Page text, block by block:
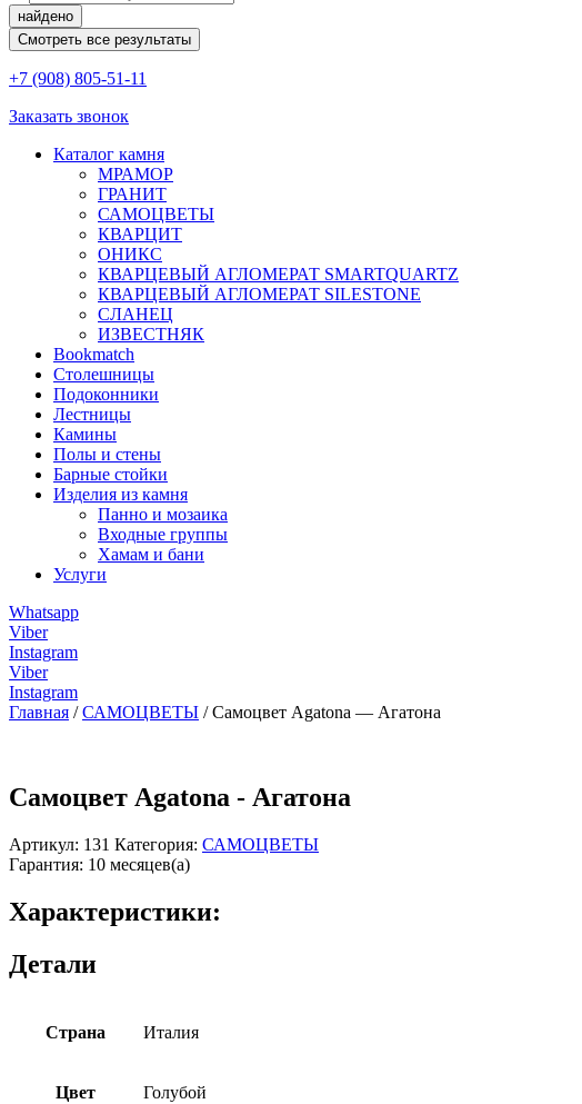
найдено
Смотреть все результаты
+7 (908) 805-51-11
Заказать звонок
Каталог камня
МРАМОР
ГРАНИТ
САМОЦВЕТЫ
КВАРЦИТ
ОНИКС
КВАРЦЕВЫЙ АГЛОМЕРАТ SMARTQUARTZ
КВАРЦЕВЫЙ АГЛОМЕРАТ SILESTONE
СЛАНЕЦ
ИЗВЕСТНЯК
Bookmatch
Столешницы
Подоконники
Лестницы
Камины
Полы и стены
Барные стойки
Изделия из камня
Панно и мозаика
Входные группы
Хамам и бани
Услуги
Whatsapp
Viber
Instagram
Viber
Instagram
Главная /САМОЦВЕТЫ / Самоцвет Agatona — Агатона
Самоцвет Agatona - Агатона
Артикул: 131 Категория: САМОЦВЕТЫ
Гарантия: 10 месяцев(а)
Характеристики:
Детали
Страна Италия
Цвет Голубой